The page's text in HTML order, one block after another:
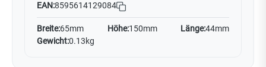
EAN:8595614129084
Breite:65mm Höhe:150mm Länge:44mm
Gewicht:0.13kg